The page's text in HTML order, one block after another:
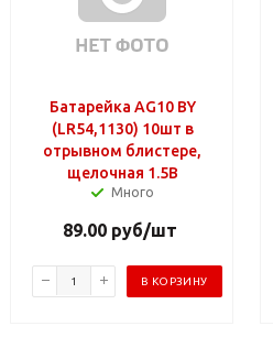
Батарейка AG10 BY
(LR54,1130) 10шт в
отрывном блистере,
щелочная 1.5В
Много
89.00 руб/шт
В КОРЗИНУ